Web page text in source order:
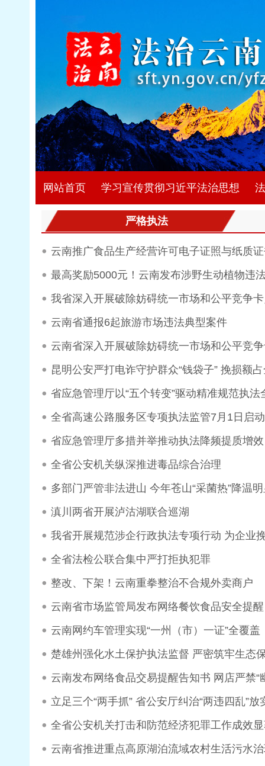
网站首页 学习宣传贯彻习近平法治思想
严格执法
云南推广食品生产经营许可电子证照与纸质
最高奖励5000元！云南发布涉野生动植物违
我省深入开展破除妨碍统一市场和公平竞争
云南省通报6起旅游市场违法典型案件
云南省深入开展破除妨碍统一市场和公平竞
昆明公安严打电诈守护群众“钱袋子” 挽损额
省应急管理厅以“五个转变”驱动精准规范执
全省高速公路服务区专项执法监管7月1日启
省应急管理厅多措并举推动执法降频提质增效
全省公安机关纵深推进毒品综合治理
多部门严管非法进山 今年苍山“采菌热”降温
滇川两省开展泸沽湖联合巡湖
我省开展规范涉企行政执法专项行动 为企业
全省法检公联合集中严打拒执犯罪
整改、下架！云南重拳整治不合规外卖商户
云南省市场监管局发布网络餐饮食品安全提醒
云南网约车管理实现“一州（市）一证”全覆盖
楚雄州强化水土保护执法监督 严密筑牢生态
云南发布网络食品交易提醒告知书 网店严禁“
立足三个“两手抓” 省公安厅纠治“两违四乱”放
全省公安机关打击和防范经济犯罪工作成效
云南省推进重点高原湖泊流域农村生活污水